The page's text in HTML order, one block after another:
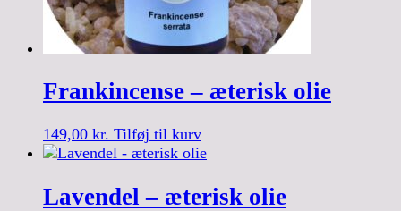
Frankincense – æterisk olie
149,00 kr. Tilføj til kurv
Lavendel – æterisk olie